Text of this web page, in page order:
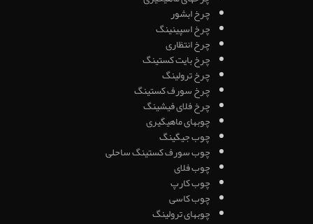
چرخ ابشور
چرخ اسپینینگ
چرخ انتظاری
چرخ بایت کستینگ
چرخ ترولینگ
چرخ سورف کستینگ
چرخ فلای فیشینگ
چوبهای ماهیگیری
چوب جیگینگ
چوب سورف کستینگ ساحلی
چوب فلای
چوب کارپ
چوب کاسی
چوبهای ترولینگ